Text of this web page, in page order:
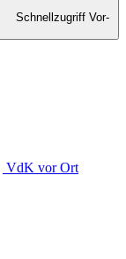
Schnellzugriff Vor-
VdK vor Ort